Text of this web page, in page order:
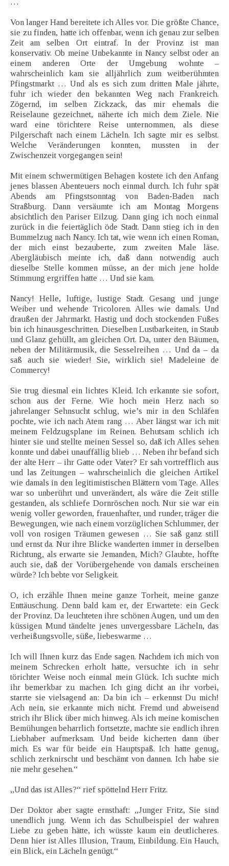
…
Von langer Hand bereitete ich Alles vor. Die größte Chance,
sie zu finden, hatte ich offenbar, wenn ich genau zur selben
Zeit am selben Ort eintraf. In der Provinz ist man
konservativ. Ob meine Unbekannte in Nancy selbst oder an
einem anderen Orte der Umgebung wohnte –
wahrscheinlich kam sie alljährlich zum weitberühmten
Pfingstmarkt … Und als es sich zum dritten Male jährte,
fuhr ich wieder den bekannten Weg nach Frankreich.
Zögernd, im selben Zickzack, das mir ehemals die
Reiselaune gezeichnet, näherte ich mich dem Ziele. Nie
ward eine törichtere Reise unternommen, als diese
Pilgerschaft nach einem Lächeln. Ich sagte mir es selbst.
Welche Veränderungen konnten, mussten in der
Zwischenzeit vorgegangen sein!
Mit einem schwermütigen Behagen kostete ich den Anfang
jenes blassen Abenteuers noch einmal durch. Ich fuhr spät
Abends am Pfingstsonntag von Baden-Baden nach
Straßburg. Dann versäumte ich am Montag Morgens
absichtlich den Pariser Eilzug. Dann ging ich noch einmal
zurück in die feiertäglich öde Stadt. Dann stieg ich in den
Bummelzug nach Nancy. Ich tat, wie wenn ich einen Roman,
der mich einst bezauberte, zum zweiten Male läse.
Abergläubisch meinte ich, daß dann notwendig auch
dieselbe Stelle kommen müsse, an der mich jene holde
Stimmung ergriffen hatte … Und sie kam.
Nancy! Helle, luftige, lustige Stadt. Gesang und junge
Weiber und wehende Tricoloren. Alles wie damals. Und
draußen der Jahrmarkt. Hastig und doch stockenden Fußes
bin ich hinausgeschritten. Dieselben Lustbarkeiten, in Staub
und Glanz gehüllt, am gleichen Ort. Da, unter den Bäumen,
neben der Militärmusik, die Sesselreihen … Und da – da
saß auch sie wieder! Sie, wirklich sie! Madeleine de
Commercy!
Sie trug diesmal ein lichtes Kleid. Ich erkannte sie sofort,
schon aus der Ferne. Wie hoch mein Herz nach so
jahrelanger Sehnsucht schlug, wie’s mir in den Schläfen
pochte, wie ich nach Atem rang … Aber längst war ich mit
meinem Feldzugsplane im Reinen. Behutsam schlich ich
hinter sie und stellte meinen Sessel so, daß ich Alles sehen
konnte und dabei unauffällig blieb … Neben ihr befand sich
der alte Herr – ihr Gatte oder Vater? Er sah vortrefflich aus
und las Zeitungen – wahrscheinlich die gleichen Artikel
wie damals in den legitimistischen Blättern vom Tage. Alles
war so unberührt und unverändert, als wäre die Zeit stille
gestanden, als schliefe Dornröschen noch. Nur sie war ein
wenig voller geworden, frauenhafter, und runder, träger die
Bewegungen, wie nach einem vorzüglichen Schlummer, der
voll von rosigen Träumen gewesen … Sie saß ganz still
und ernst da. Nur ihre Blicke wanderten immer in derselben
Richtung, als erwarte sie Jemanden, Mich? Glaubte, hoffte
auch sie, daß der Vorübergehende von damals erscheinen
würde? Ich bebte vor Seligkeit.
O, ich erzähle Ihnen meine ganze Torheit, meine ganze
Enttäuschung. Denn bald kam er, der Erwartete: ein Geck
der Provinz. Da leuchteten ihre schönen Augen, und um den
küssigen Mund tändelte jenes unvergessbare Lächeln, das
verheißungsvolle, süße, liebeswarme …
Ich will Ihnen kurz das Ende sagen. Nachdem ich mich von
meinem Schrecken erholt hatte, versuchte ich in sehr
törichter Weise noch einmal mein Glück. Ich suchte mich
ihr bemerkbar zu machen. Ich ging dicht an ihr vorbei,
starrte sie vielsagend an: Da bin ich – erkennst Du mich!
Ach nein, sie erkannte mich nicht. Fremd und abweisend
strich ihr Blick über mich hinweg. Als ich meine komischen
Bemühungen beharrlich fortsetzte, machte sie endlich ihren
Liebhaber aufmerksam. Und beide kicherten dann über
mich. Es war für beide ein Hauptspaß. Ich hatte genug,
schlich zerknirscht und beschämt von dannen. Ich habe sie
nie mehr gesehen.“
„Und das ist Alles?“ rief spöttelnd Herr Fritz.
Der Doktor aber sagte ernsthaft: „Junger Fritz, Sie sind
unendlich jung. Wenn ich das Schulbeispiel der wahren
Liebe zu geben hätte, ich wüsste kaum ein deutlicheres.
Denn hier ist Alles Illusion, Traum, Einbildung. Ein Hauch,
ein Blick, ein Lächeln genügt.“